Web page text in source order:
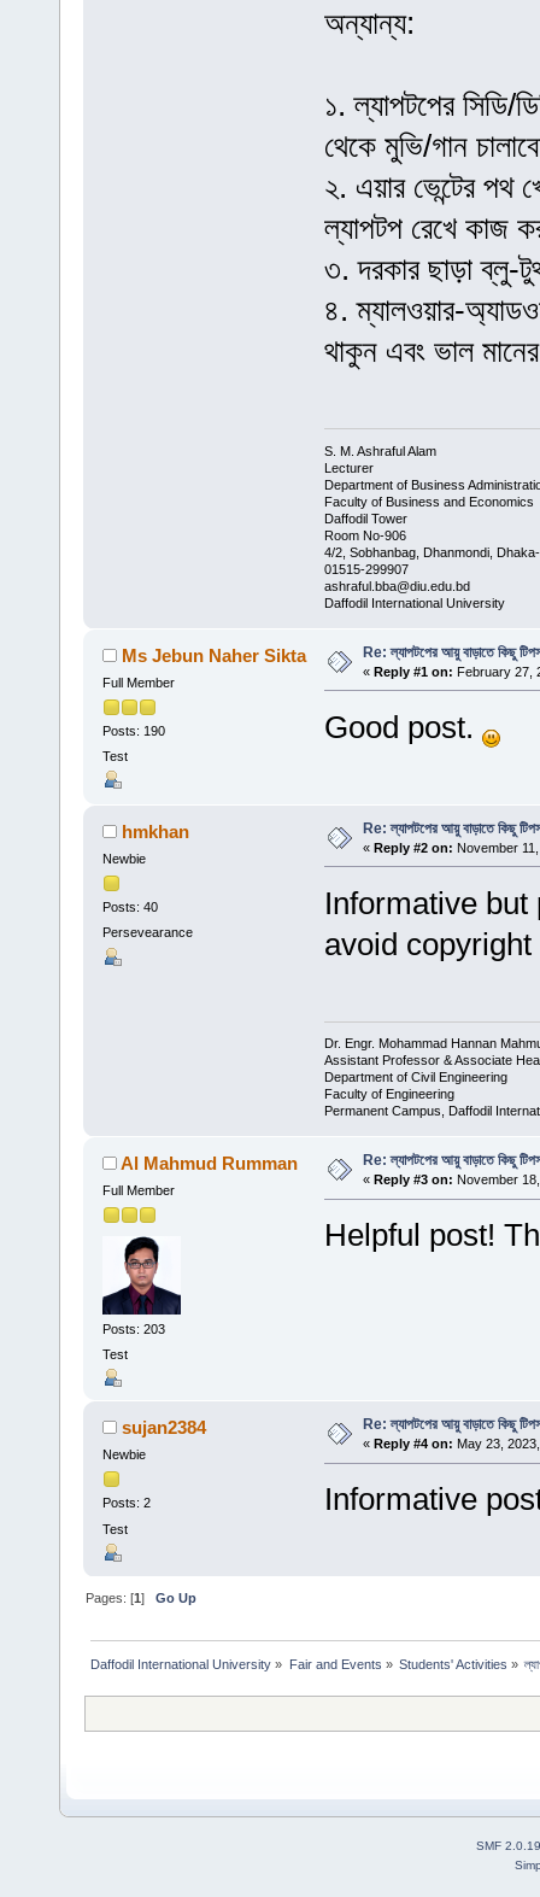
অন্যান্য:
১. ল্যাপটপের সিডি/
থেকে মুভি/গান
২. এয়ার ভেন্টের পথ
ল্যাপটপ রেখে কাজ
৩. দরকার ছাড়া ব্লু-
৪. ম্যালওয়ার-
থাকুন এবং ভাল
S. M. Ashraful Alam
Lecturer
Department of Business
Faculty of Business and Economics
Daffodil Tower
Room No-906
4/2, Sobhanbag, Dhanmondi,
01515-299907
ashraful.bba@diu.edu.bd
Daffodil International University
Ms Jebun Naher Sikta
Full Member
Posts: 190
Test
Re: ল্যাপটপের আয়ু বাড়াতে কিছু
« Reply #1 on: February 27,
Good post.
hmkhan
Newbie
Posts: 40
Persevearance
Re: ল্যাপটপের আয়ু বাড়াতে কিছু
« Reply #2 on: November
Informative
avoid copyright
Dr. Engr. Mohammad Hannan
Assistant Professor & Associate
Department of Civil Engineering
Faculty of Engineering
Permanent Campus, Daffodil
Al Mahmud Rumman
Full Member
Posts: 203
Test
Re: ল্যাপটপের আয়ু বাড়াতে কিছু
« Reply #3 on: November
Helpful post!
sujan2384
Newbie
Posts: 2
Test
Re: ল্যাপটপের আয়ু বাড়াতে কিছু
« Reply #4 on: May 23,
Informative
Pages: [1]Go Up
Daffodil International University » Fair and Events » Students' Activities »
SMF 2.0.19